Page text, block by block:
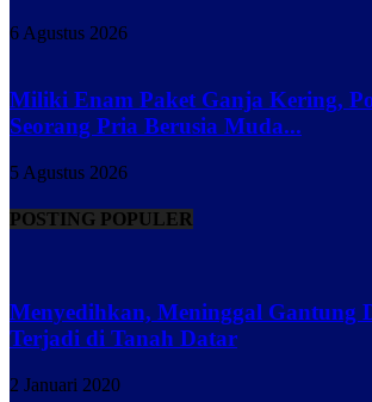
6 Agustus 2026
Miliki Enam Paket Ganja Kering,
Seorang Pria Berusia Muda...
5 Agustus 2026
POSTING POPULER
Menyedihkan, Meninggal Gantung
Terjadi di Tanah Datar
2 Januari 2020